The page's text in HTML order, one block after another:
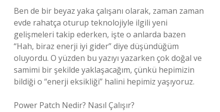
Ben de bir beyaz yaka çalışanı olarak, zaman zaman
evde rahatça oturup teknolojiyle ilgili yeni
gelişmeleri takip ederken, işte o anlarda bazen
“Hah, biraz enerji iyi gider” diye düşündüğüm
oluyordu. O yüzden bu yazıyı yazarken çok doğal ve
samimi bir şekilde yaklaşacağım, çünkü hepimizin
bildiği o “enerji eksikliği” halini hepimiz yaşıyoruz.
Power Patch Nedir? Nasıl Çalışır?